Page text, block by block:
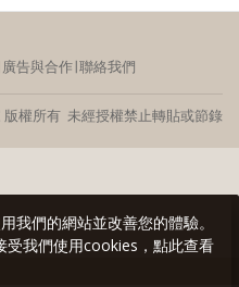
廣告與合作∣聯絡我們
權所有 未經授權禁止轉貼或節錄
我們的網站並改善您的體驗。
受我們使用cookies，點此查看